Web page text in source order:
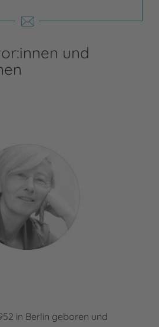
und
in Berlin geboren und